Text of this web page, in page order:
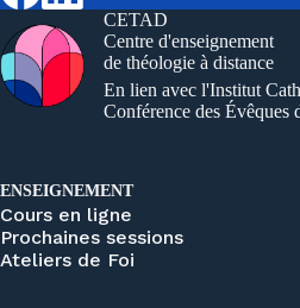
CETAD
Centre d'enseignement
de théologie à distance
En lien avec l'Institut
Conférence des Évêques
ENSEIGNEMENT
Cours en ligne
Prochaines sessions
Ateliers de Foi